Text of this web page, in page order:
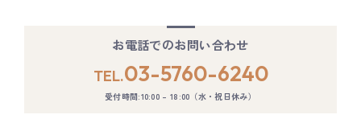
お電話でのお問い合わせ
TEL.03-5760-6240
受付時間:10:00 – 18:00（水・祝日休み）